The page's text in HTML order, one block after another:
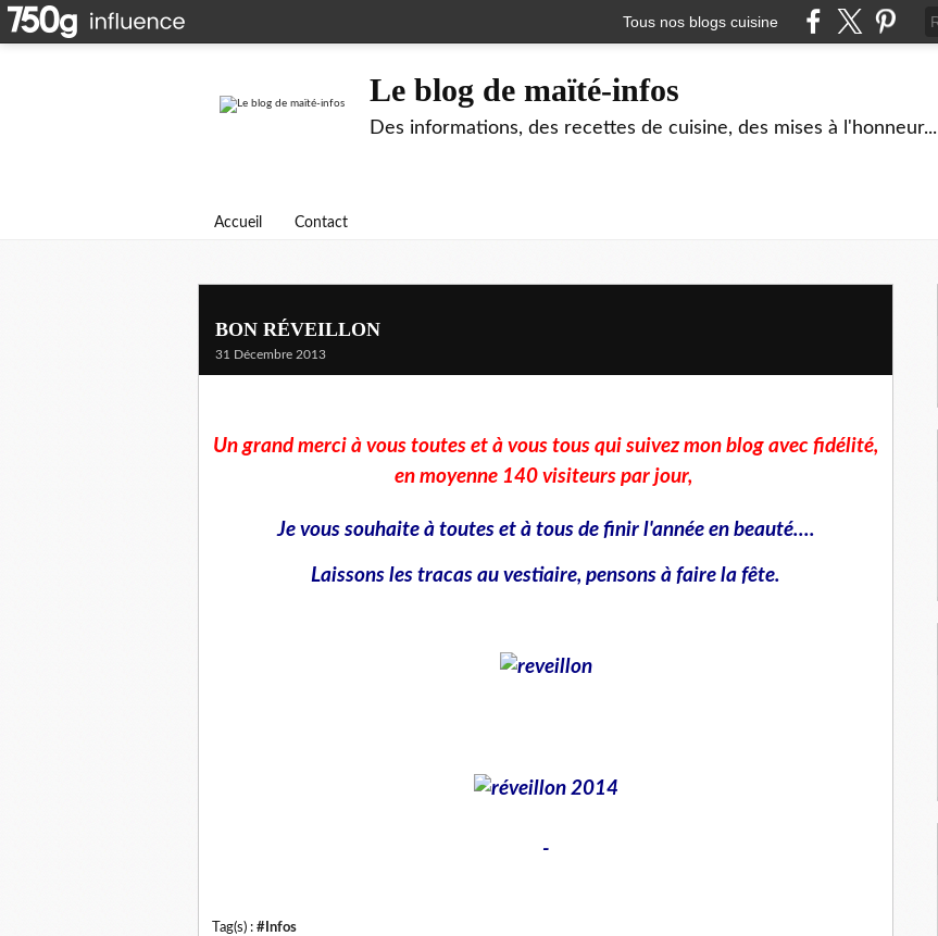
Tous nos blogs cuisine
Le blog de maïté-infos
Des informations, des recettes de cuisine, des mises à l'honneur...
Accueil Contact
BON RÉVEILLON
31 Décembre 2013
Un grand merci à vous toutes et à vous tous qui suivez mon blog avec fidélité,
en moyenne 140 visiteurs par jour,
Je vous souhaite à toutes et à tous de finir l'année en beauté....
Laissons les tracas au vestiaire, pensons à faire la fête.
-
Tag(s) : #Infos